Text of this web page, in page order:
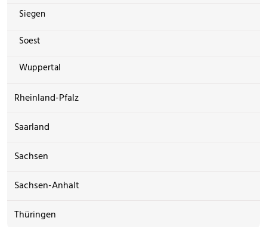
Siegen
Soest
Wuppertal
Rheinland-Pfalz
Saarland
Sachsen
Sachsen-Anhalt
Thüringen